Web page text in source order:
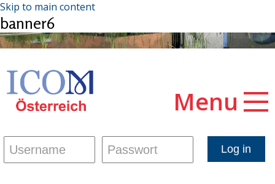
Skip to main content
banner6
Menu